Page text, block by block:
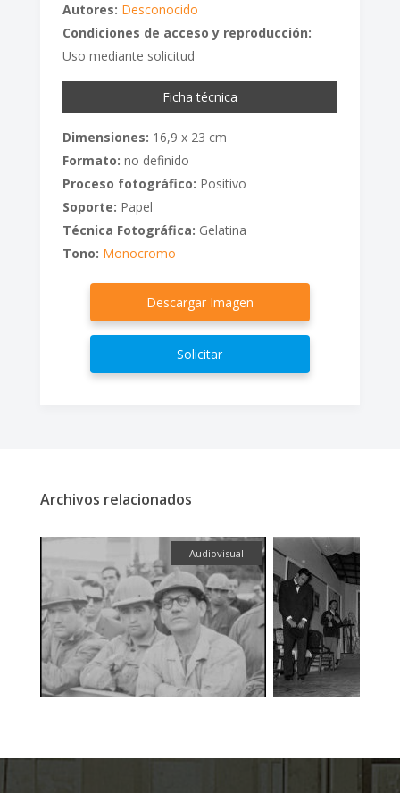
Autores: Desconocido
Condiciones de acceso y reproducción:
Uso mediante solicitud
Ficha técnica
Dimensiones: 16,9 x 23 cm
Formato: no definido
Proceso fotográfico: Positivo
Soporte: Papel
Técnica Fotográfica: Gelatina
Tono: Monocromo
Descargar Imagen
Solicitar
Archivos relacionados
Audiovisual